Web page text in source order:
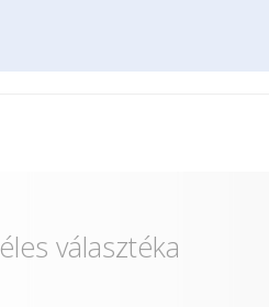
választéka